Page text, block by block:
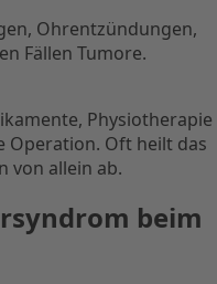
Ohrentzündungen,
Fällen Tumore.
Physiotherapie
Operation. Oft heilt das
von allein ab.
beim